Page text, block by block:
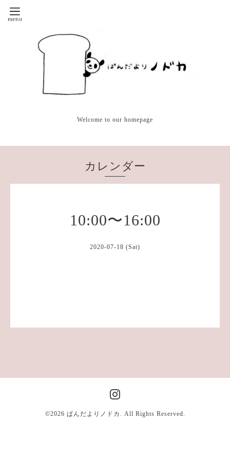
Welcome to our homepage
カレンダー
10:00〜16:00
2020-07-18 (Sat)
©2026 ぱんだよりノドカ . All Rights Reserved.